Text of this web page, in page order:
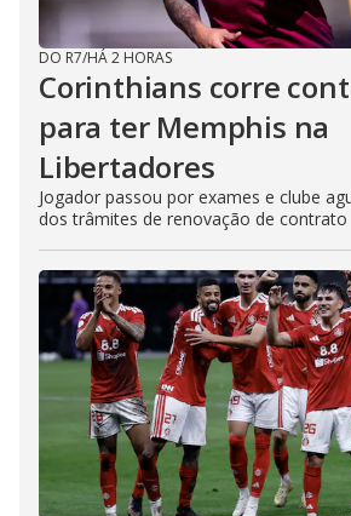
DO R7/HÁ 2 HORAS
Corinthians corre
para ter Memphis na
Libertadores
Jogador passou por exames e clube
dos trâmites de renovação de contrato